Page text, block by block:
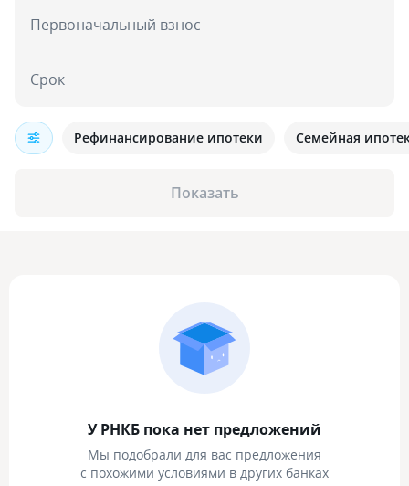
Первоначальный взнос
Срок
Показать
Рефинансирование ипотеки Семейная
У РНКБ пока нет предложений
Мы подобрали для вас предложения
с похожими условиями в других банках